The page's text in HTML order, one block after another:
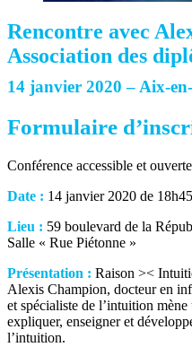
Rencontre avec
Association des
14 janvier 2020 – Aix-
Formulaire
Conférence accessible et
Date : 14 janvier 2020 de
Lieu : 59 boulevard de la
Salle « Rue Piétonne »
Présentation : Raison ><
Alexis Champion, docteur en
et spécialiste de l’intuition
expliquer, enseigner et
l’intuition.